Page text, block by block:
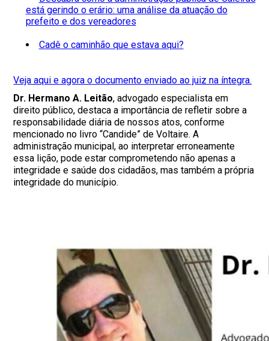
está gerindo o erário: uma análise da atuação do
prefeito e dos vereadores
Cadê o caminhão que estava aqui?
Veja aqui e agora o documento enviado ao juiz na íntegra.
Dr. Hermano A. Leitão, advogado especialista em
direito público, destaca a importância de refletir sobre a
responsabilidade diária de nossos atos, conforme
mencionado no livro “Candide” de Voltaire. A
administração municipal, ao interpretar erroneamente
essa lição, pode estar comprometendo não apenas a
integridade e saúde dos cidadãos, mas também a própria
integridade do município.